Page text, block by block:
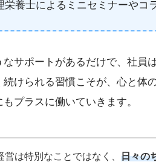
養士によるミニセミナーやコ
なサポートがあるだけで、社員
続けられる習慣こそが、心と体
もプラスに働いていきます。
営は特別なことではなく、 日々の